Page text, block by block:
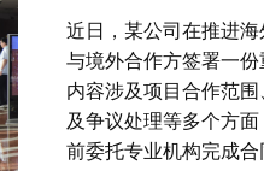
近日，某公司在推进
与境外合作方签署一
内容涉及项目合作范
及争议处理等多个方
前委托专业机构完成